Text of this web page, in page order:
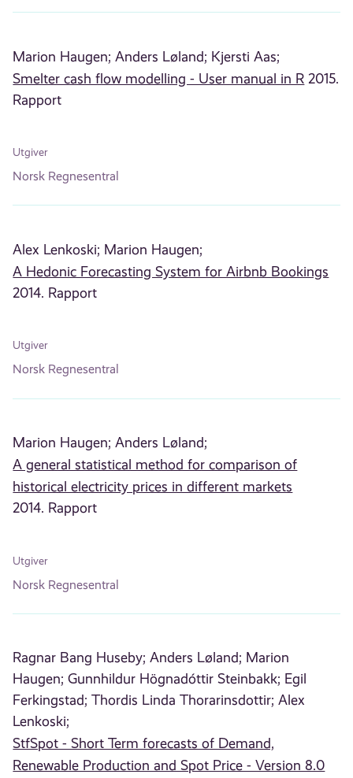
Marion Haugen; Anders Løland; Kjersti Aas;
Smelter cash flow modelling - User manual in R 2015.
Rapport
Utgiver
Norsk Regnesentral
Alex Lenkoski; Marion Haugen;
A Hedonic Forecasting System for Airbnb Bookings
2014. Rapport
Utgiver
Norsk Regnesentral
Marion Haugen; Anders Løland;
A general statistical method for comparison of
historical electricity prices in different markets
2014. Rapport
Utgiver
Norsk Regnesentral
Ragnar Bang Huseby; Anders Løland; Marion
Haugen; Gunnhildur Högnadóttir Steinbakk; Egil
Ferkingstad; Thordis Linda Thorarinsdottir; Alex
Lenkoski;
StfSpot - Short Term forecasts of Demand,
Renewable Production and Spot Price - Version 8.0